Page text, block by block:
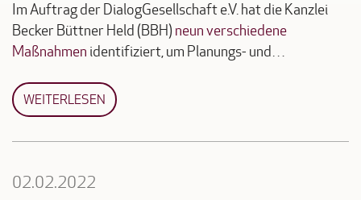
Im Auftrag der DialogGesellschaft e.V. hat die Kanzlei
Becker Büttner Held (BBH)neun verschiedene
Maßnahmen identifiziert, um Planungs- und…
WEITERLESEN
02.02.2022